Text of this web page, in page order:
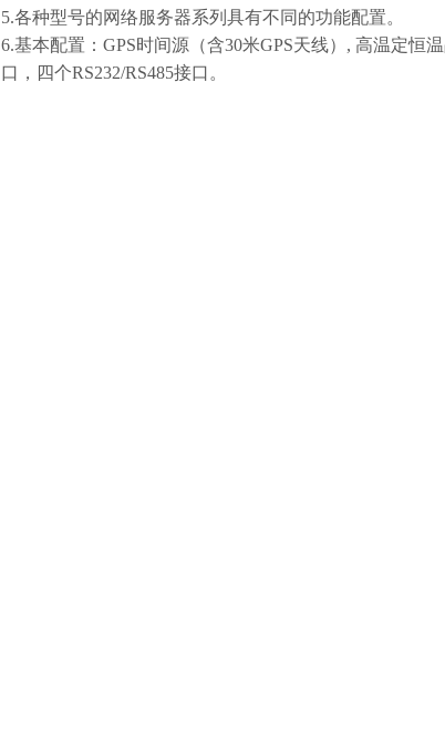
5.各种型号的网络服务器系列具有不同的功能配置。
6.基本配置： GPS时间源（含30米GPS天线） , 高温定恒
口，四个RS232/RS485接口。